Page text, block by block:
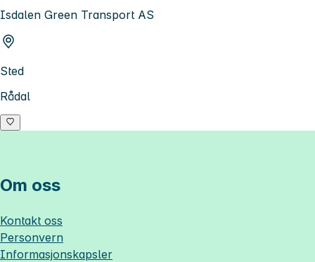
Isdalen Green Transport AS
Sted
Rådal
Om oss
Kontakt oss
Personvern
Informasjonskapsler